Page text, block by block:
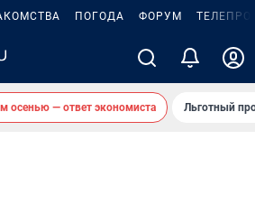
ПОГОДА ФОРУМ
осенью — ответ экономиста Льготный